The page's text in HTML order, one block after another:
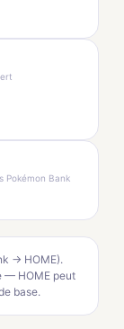
Pokémon Bank
→ HOME).
— HOME peut
base.